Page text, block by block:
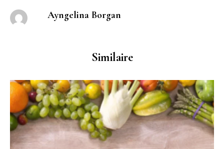
Ayngelina Borgan
Similaire